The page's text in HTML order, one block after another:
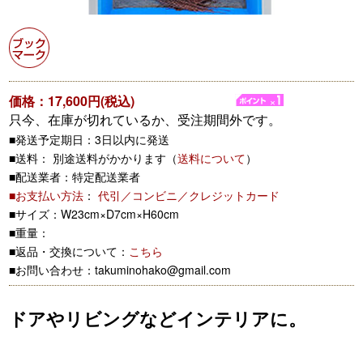
価格：17,600円(税込)
只今、在庫が切れているか、受注期間外です。
■発送予定期日：3日以内に発送
■送料： 別途送料がかかります（送料について）
■配送業者：特定配送業者
■お支払い方法 ：代引／コンビニ／クレジットカード
■サイズ：W23cm×D7cm×H60cm
■重量：
■返品・交換について： こちら
■お問い合わせ：takuminohako@gmail.com
ドアやリビングなどインテリアに。